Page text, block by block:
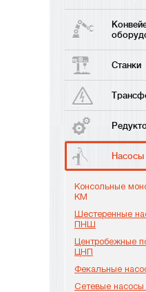
Станки
Насосы
Консольные
КМ
Шестеренные
ПНШ
Центробежные
ЦНП
Фекальные
Сетевые